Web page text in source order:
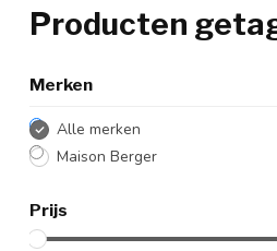
Producten
Merken
Alle merken
Maison Berger
Prijs